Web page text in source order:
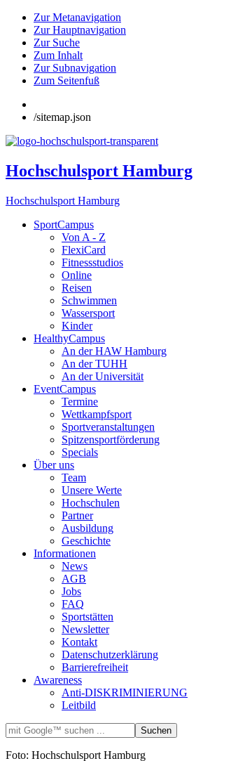
Zur Metanavigation
Zur Hauptnavigation
Zur Suche
Zum Inhalt
Zur Subnavigation
Zum Seitenfuß
/sitemap.json
Hochschulsport Hamburg
Hochschulsport Hamburg
SportCampus
Von A - Z
FlexiCard
Fitnessstudios
Online
Reisen
Schwimmen
Wassersport
Kinder
HealthyCampus
An der HAW Hamburg
An der TUHH
An der Universität
EventCampus
Termine
Wettkampfsport
Sportveranstaltungen
Spitzensportförderung
Specials
Über uns
Team
Unsere Werte
Hochschulen
Partner
Ausbildung
Geschichte
Informationen
News
AGB
Jobs
FAQ
Sportstätten
Newsletter
Kontakt
Datenschutzerklärung
Barrierefreiheit
Awareness
Anti-DISKRIMINIERUNG
Leitbild
Foto: Hochschulsport Hamburg